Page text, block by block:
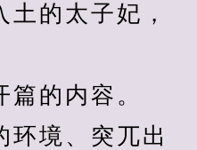
的太子妃，
的内容。
境、突兀出